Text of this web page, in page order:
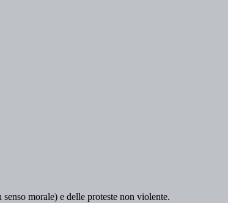
morale) e delle proteste non violente.